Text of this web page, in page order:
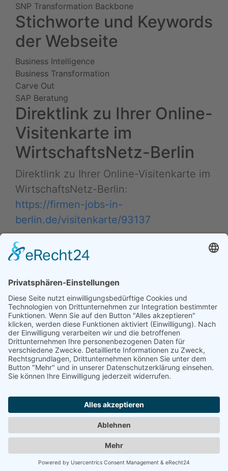
SNP Transformation Backbone
Stichworte und Keywords
der Webseite
Business Intelligence
Business Transformation
Carve Out
SAP Beratung
Direktlink zu Ihrer Online-
Visitenkarte im
WirtschaftsNetz-Berlin
Direktlink zu Ihrer Online-Visitenkarte im
WirtschaftsNetz-Berlin:
https://firmen-jobs-in-
berlin.de/visitenkarte/93137
Tipp: Nutzen Sie diese kurze Internet-Adresse in E-
Mails, Signaturen sowie in Ihren Profilen auf
Daten ändern (Inhaber) •
Drucken • Änderung
vorschlagen
Daten ändern (für Inhaber)•Änderung
vorschlagen•Drucken
Werben in diesem Portal•Kontakt / Impressum
Datenschutzerklärung•Cookie-Einstellungen